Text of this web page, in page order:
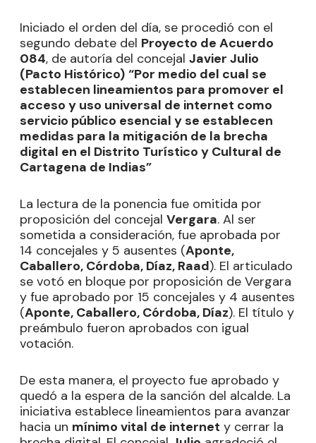
Iniciado el orden del día, se procedió con el
segundo debate del Proyecto de Acuerdo
084, de autoría del concejal Javier Julio
(Pacto Histórico) “Por medio del cual se
establecen lineamientos para promover el
acceso y uso universal de internet como
servicio público esencial y se establecen
medidas para la mitigación de la brecha
digital en el Distrito Turístico y Cultural de
Cartagena de Indias”
La lectura de la ponencia fue omitida por
proposición del concejal Vergara. Al ser
sometida a consideración, fue aprobada por
14 concejales y 5 ausentes (Aponte,
Caballero, Córdoba, Díaz, Raad). El articulado
se votó en bloque por proposición de Vergara
y fue aprobado por 15 concejales y 4 ausentes
(Aponte, Caballero, Córdoba, Díaz). El título y
preámbulo fueron aprobados con igual
votación.
De esta manera, el proyecto fue aprobado y
quedó a la espera de la sanción del alcalde. La
iniciativa establece lineamientos para avanzar
hacia un mínimo vital de internet y cerrar la